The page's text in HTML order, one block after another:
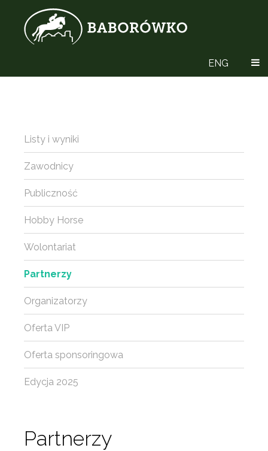
ENG
Partnerzy
Listy i wyniki
Zawodnicy
Publiczność
Hobby Horse
Wolontariat
Partnerzy
Organizatorzy
Oferta VIP
Oferta sponsoringowa
Edycja 2025